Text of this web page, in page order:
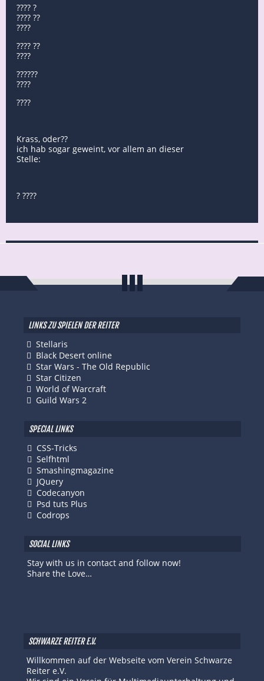
???? ?
???? ??
????
???? ??
????
??????
????
????
Krass, oder??
ich hab sogar geweint, vor allem an dieser
Stelle:
? ????
LINKS ZU SPIELEN DER REITER
Stellaris
Black Desert online
Star Wars - The Old Republic
Star Citizen
World of Warcraft
Guild Wars 2
SPECIAL LINKS
CSS-Tricks
Selfhtml
Smashingmagazine
JQuery
Codecanyon
Psd tuts Plus
Codrops
SOCIAL LINKS
Stay with us in contact and follow now!
Share the Love…
SCHWARZE REITER E.V.
Willkommen auf der Webseite vom Verein Schwarze
Reiter e.V.